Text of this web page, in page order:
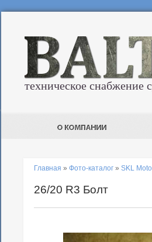
техническое снабжение
Главная » Фото-каталог » SKL
26/20 R3 Болт